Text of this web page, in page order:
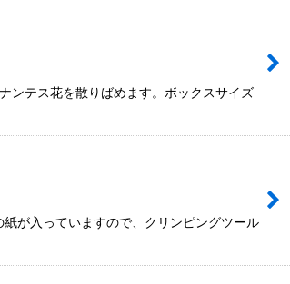
テス花を散りばめます。ボックスサイズ
が入っていますので、クリンピングツール